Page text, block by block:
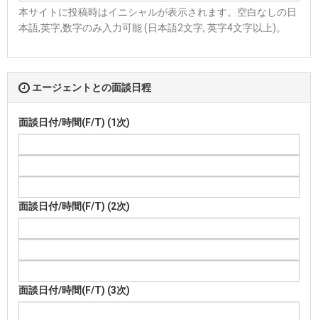
本サイトに投稿時はイニシャルが表示されます。空白なしの日
本語,英字,数字のみ入力可能 (日本語2文字, 英字4文字以上)。
エージェントとの面談日程
面談日付/時間(F/T) (1次)
面談日付/時間(F/T) (2次)
面談日付/時間(F/T) (3次)